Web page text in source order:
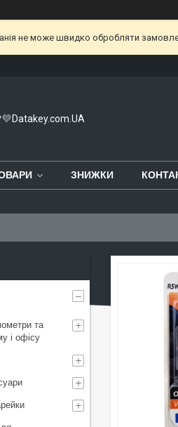
не може швидко обробляти
ЗНИЖКИ
та
і офісу